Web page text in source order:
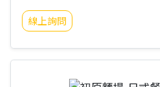
線上詢問